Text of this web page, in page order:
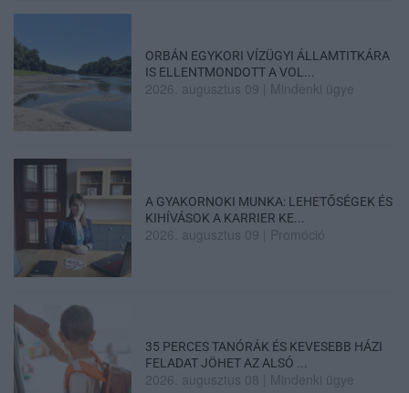
ORBÁN EGYKORI VÍZÜGYI ÁLLAMTITKÁRA
IS ELLENTMONDOTT A VOL...
2026. augusztus 09 Mindenki ügye
A GYAKORNOKI MUNKA: LEHETŐSÉGEK ÉS
KIHÍVÁSOK A KARRIER KE...
2026. augusztus 09 Promóció
35 PERCES TANÓRÁK ÉS KEVESEBB HÁZI
FELADAT JÖHET AZ ALSÓ ...
2026. augusztus 08 Mindenki ügye